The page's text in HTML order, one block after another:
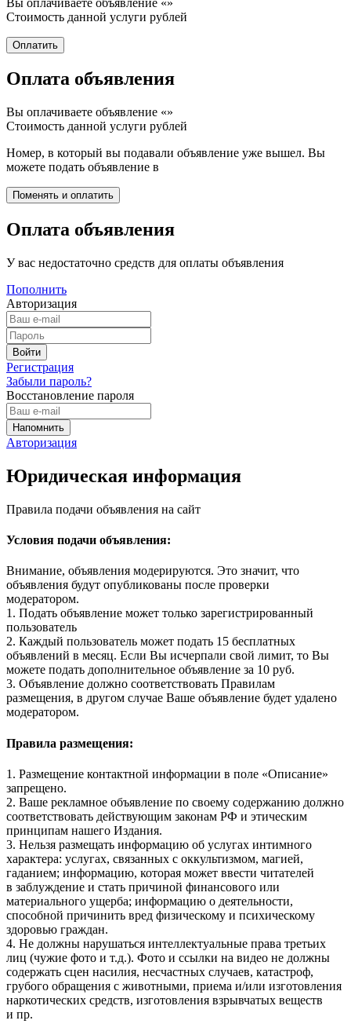
Стоимость данной услуги рублей
Оплата объявления
Вы оплачиваете объявление «»
Стоимость данной услуги рублей
Номер, в который вы подавали объявление уже вышел. Вы
можете подать объявление в
Оплата объявления
У вас недостаточно средств для оплаты объявления
Пополнить
Авторизация
Регистрация
Забыли пароль?
Восстановление пароля
Авторизация
Юридическая информация
Правила подачи объявления на сайт
Условия подачи объявления:
Внимание, объявления модерируются. Это значит, что
объявления будут опубликованы после проверки
модератором.
1. Подать объявление может только зарегистрированный
пользователь
2. Каждый пользователь может подать 15 бесплатных
объявлений в месяц. Если Вы исчерпали свой лимит, то Вы
можете подать дополнительное объявление за 10 руб.
3. Объявление должно соответствовать Правилам
размещения, в другом случае Ваше объявление будет удалено
модератором.
Правила размещения:
1. Размещение контактной информации в поле «Описание»
запрещено.
2. Ваше рекламное объявление по своему содержанию должно
соответствовать действующим законам РФ и этическим
принципам нашего Издания.
3. Нельзя размещать информацию об услугах интимного
характера: услугах, связанных с оккультизмом, магией,
гаданием; информацию, которая может ввести читателей
в заблуждение и стать причиной финансового или
материального ущерба; информацию о деятельности,
способной причинить вред физическому и психическому
здоровью граждан.
4. Не должны нарушаться интеллектуальные права третьих
лиц (чужие фото и т.д.). Фото и ссылки на видео не должны
содержать сцен насилия, несчастных случаев, катастроф,
грубого обращения с животными, приема и/или изготовления
наркотических средств, изготовления взрывчатых веществ
и пр.